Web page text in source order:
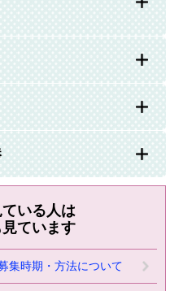
いる人は
ています
集時期・方法について